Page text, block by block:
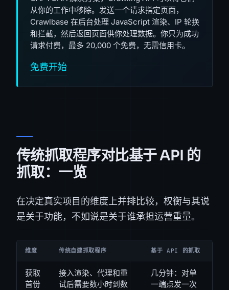
从你的工作中移除。发送一个请求指定页面，
Crawlbase 在后台处理 JavaScript 渲染、IP 轮换
和拦截，然后返回页面供你处理数据。你只为成功
请求付费，最多 20,000 个免费，无需信用卡。
免费开始
传统抓取程序对比基于 API 的
抓取：一览
在决定真实项目的维度上并排比较，权衡与其说
是关于功能，不如说是关于谁承担运营重量。
维度 传统自建抓取程序 基于 API 的抓取
获取
首份
接入渲染、代理和重
试后需要数小时到数
几分钟：对单
一端点发一次